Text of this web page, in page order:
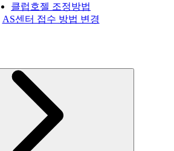
클럽호젤 조정방법
AS센터 접수 방법 변경